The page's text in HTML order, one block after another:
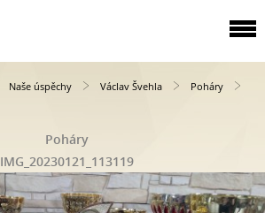
Naše úspěchy Václav Švehla
Poháry
Poháry
IMG_20230121_113119